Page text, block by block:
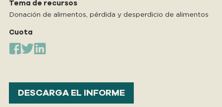
Tema de recursos
Donación de alimentos, pérdida y desperdicio de alimentos
Cuota
DESCARGA EL INFORME